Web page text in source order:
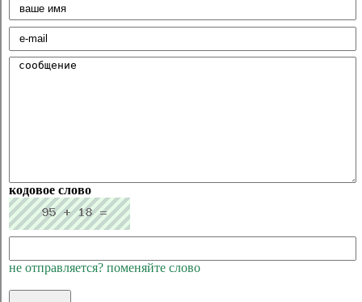
кодовое слово
не отправляется? поменяйте слово